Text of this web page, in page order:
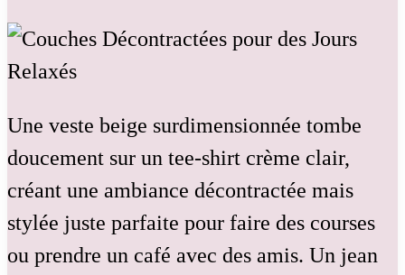
Une veste beige surdimensionnée tombe
doucement sur un tee-shirt crème clair,
créant une ambiance décontractée mais
stylée juste parfaite pour faire des courses
ou prendre un café avec des amis. Un jean